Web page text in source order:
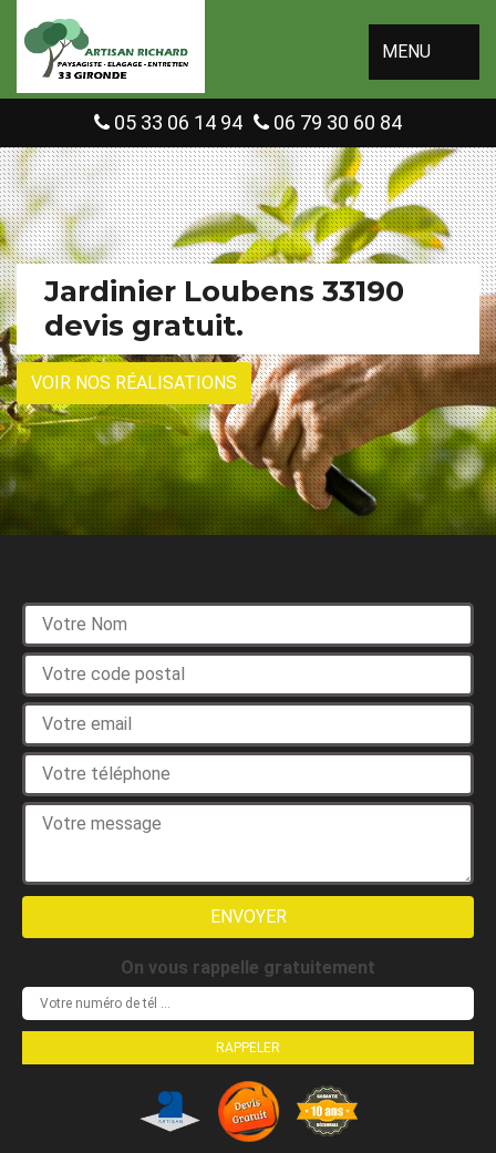
MENU
05 33 06 14 94 06 79 30 60 84
Jardinier Loubens 33190
devis gratuit.
VOIR NOS RÉALISATIONS
On vous rappelle gratuitement